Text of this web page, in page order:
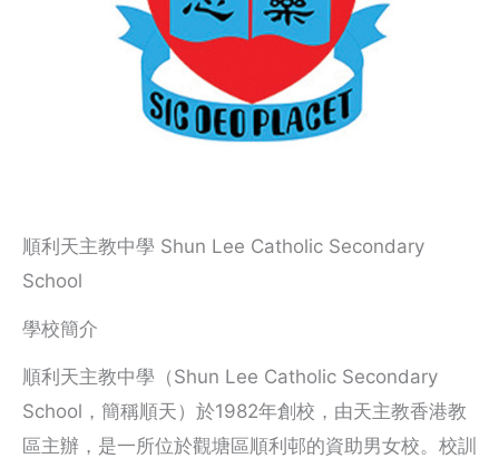
順利天主教中學 Shun Lee Catholic Secondary
School
學校簡介
順利天主教中學（Shun Lee Catholic Secondary
School，簡稱順天）於1982年創校，由天主教香港教
區主辦，是一所位於觀塘區順利邨的資助男女校。校訓